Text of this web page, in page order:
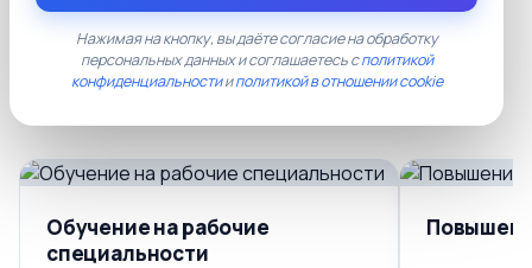
Нажимая на кнопку, вы даёте согласие на обработку
персональных данных и соглашаетесь сполитикой
конфиденциальностииполитикой в отношении cookie
Документы установленного образца, лицензия
Рособрнадзора, доставка по всей России
включена в стоимость.
Обучение на рабочие
специальности